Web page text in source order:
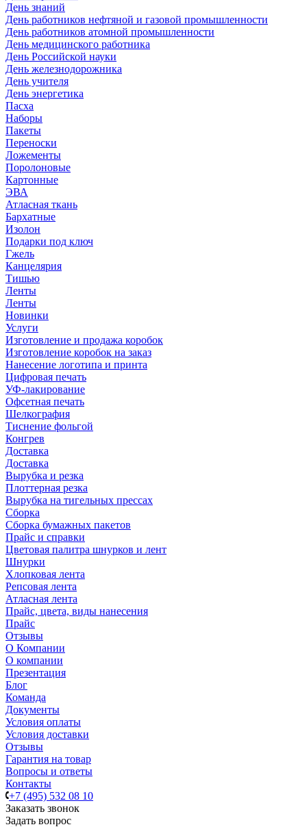
День знаний
День работников нефтяной и газовой промышленности
День работников атомной промышленности
День медицинского работника
День Российской науки
День железнодорожника
День учителя
День энергетика
Пасха
Наборы
Пакеты
Переноски
Ложементы
Поролоновые
Картонные
ЭВА
Атласная ткань
Бархатные
Изолон
Подарки под ключ
Гжель
Канцелярия
Тишью
Ленты
Ленты
Новинки
Услуги
Изготовление и продажа коробок
Изготовление коробок на заказ
Нанесение логотипа и принта
Цифровая печать
УФ-лакирование
Офсетная печать
Шелкография
Тиснение фольгой
Конгрев
Доставка
Доставка
Вырубка и резка
Плоттерная резка
Вырубка на тигельных прессах
Сборка
Сборка бумажных пакетов
Прайс и справки
Цветовая палитра шнурков и лент
Шнурки
Хлопковая лента
Репсовая лента
Атласная лента
Прайс, цвета, виды нанесения
Прайс
Отзывы
О Компании
О компании
Презентация
Блог
Команда
Документы
Условия оплаты
Условия доставки
Отзывы
Гарантия на товар
Вопросы и ответы
Контакты
+7 (495) 532 08 10
Заказать звонок
Задать вопрос